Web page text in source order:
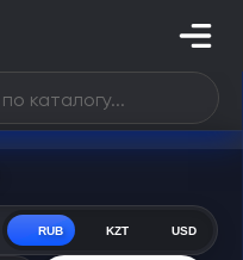
RUB KZT USD